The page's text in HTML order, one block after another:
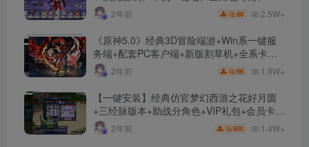
限资源、附带保姆级安装教程
2年前 66 2.5W+
《原神5.0》经典3D冒险端游+Win系一键服
务端+配套PC客户端+新版割草机+全系卡池
文件2年前 66 1.9W+
【一键安装】经典仿官梦幻西游之花好月圆
+三经脉版本+助战分角色+VIP礼包+会员卡
+剧情活动+视频搭建及其他修改资料
2年前 600 1.4W+